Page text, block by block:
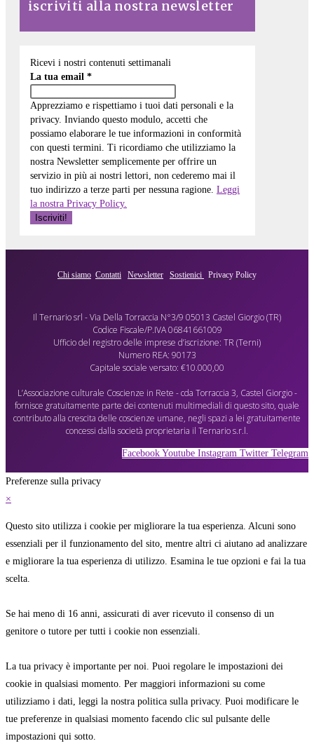
iscriviti alla nostra newsletter
Ricevi i nostri contenuti settimanali
La tua email *
Apprezziamo e rispettiamo i tuoi dati personali e la
privacy. Inviando questo modulo, accetti che
possiamo elaborare le tue informazioni in conformità
con questi termini. Ti ricordiamo che utilizziamo la
nostra Newsletter semplicemente per offrire un
servizio in più ai nostri lettori, non cederemo mai il
tuo indirizzo a terze parti per nessuna ragione. Leggi
la nostra Privacy Policy.
Chi siamo Contatti Newsletter Sostienici Privacy Policy
Il Ternario srl - Via Della Torraccia N°3/9 05013 Castel Giorgio (TR)
Codice Fiscale/P.IVA 06841661009
Ufficio del registro delle imprese d’iscrizione: TR (Terni)
Numero REA: 90173
Capitale sociale versato: €10.000,00
L’Associazione culturale Coscienze in Rete - cda Torraccia 3, Castel Giorgio -
fornisce gratuitamente parte dei contenuti multimediali di questo sito, quale
contributo alla crescita delle coscienze umane, negli spazi a lei gratuitamente
concessi dalla società proprietaria il Ternario s.r.l.
Facebook Youtube Instagram Twitter Telegram
Preferenze sulla privacy
×
Questo sito utilizza i cookie per migliorare la tua esperienza. Alcuni sono
essenziali per il funzionamento del sito, mentre altri ci aiutano ad analizzare
e migliorare la tua esperienza di utilizzo. Esamina le tue opzioni e fai la tua
scelta.
Se hai meno di 16 anni, assicurati di aver ricevuto il consenso di un
genitore o tutore per tutti i cookie non essenziali.
La tua privacy è importante per noi. Puoi regolare le impostazioni dei
cookie in qualsiasi momento. Per maggiori informazioni su come
utilizziamo i dati, leggi la nostra politica sulla privacy. Puoi modificare le
tue preferenze in qualsiasi momento facendo clic sul pulsante delle
impostazioni qui sotto.